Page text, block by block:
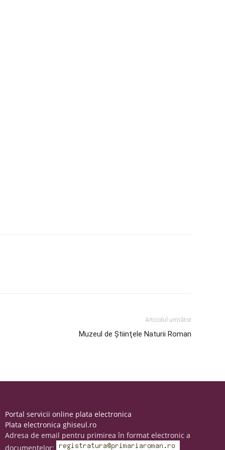
Articolul următor
Muzeul de Ştiinţele Naturii Roman
Portal servicii online plata electronica
Plata electronica ghiseul.ro
Adresa de email pentru primirea în format electronic a
documentelor: